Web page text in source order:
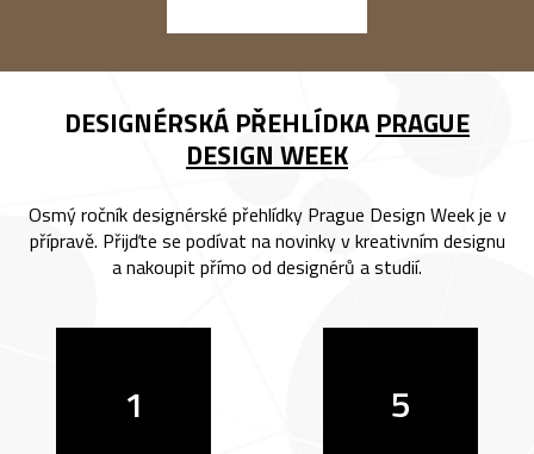
DESIGNÉRSKÁ PŘEHLÍDKA PRAGUE
DESIGN WEEK
Osmý ročník designérské přehlídky Prague Design Week je v
přípravě. Přijďte se podívat na novinky v kreativním designu
a nakoupit přímo od designérů a studií.
1 5